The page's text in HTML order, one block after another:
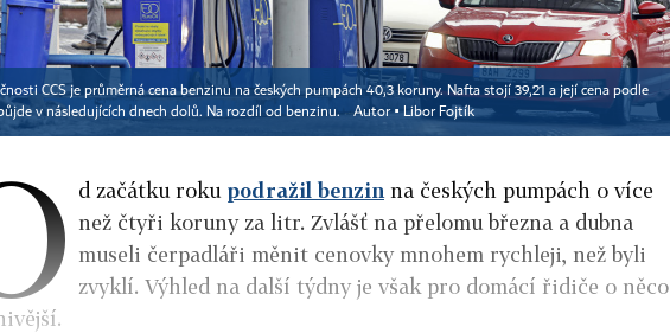
CCS je průměrná cena benzinu na českých pumpách 40,3 koruny. Nafta stojí 39,21 a její cena podle
v následujících dnech dolů. Na rozdíl od benzinu.
Autor ▪Libor Fojtík
d začátku roku podražil benzin na českých pumpách o více
než čtyři koruny za litr. Zvlášť na přelomu března a dubna
museli čerpadláři měnit cenovky mnohem rychleji, než byli
zvyklí. Výhled na další týdny je však pro domácí řidiče o něco